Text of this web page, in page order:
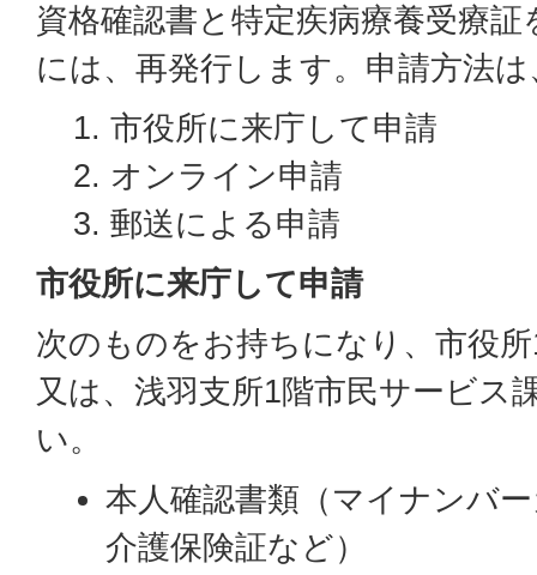
資格確認書と特定疾病療養受療
には、再発行します。申請方法
市役所に来庁して申請
オンライン申請
郵送による申請
市役所に来庁して申請
次のものをお持ちになり、市役
又は、浅羽支所1階市民サービス
い。
本人確認書類（マイナンバ
介護保険証など）